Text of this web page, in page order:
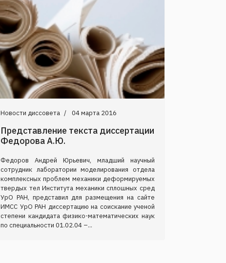
Новости диссовета 04 марта 2016
Представление текста диссертации
Федорова А.Ю.
Федоров Андрей Юрьевич, младший научный
сотрудник лаборатории моделирования отдела
комплексных проблем механики деформируемых
твердых тел Института механики сплошных сред
УрО РАН, представил для размещения на сайте
ИМСС УрО РАН диссертацию на соискание ученой
степени кандидата физико-математических наук
по специальности 01.02.04 –...